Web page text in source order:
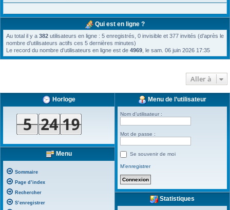
Qui est en ligne ?
Au total il y a 382 utilisateurs en ligne : 5 enregistrés, 0 invisible et 377 invités (d’après le
nombre d’utilisateurs actifs ces 5 dernières minutes)
Le record du nombre d’utilisateurs en ligne est de 4969 , le sam. 06 juin 2026 17:35
Aller à
Horloge
Menu
Sommaire
Page d’index
Rechercher
S’enregistrer
Menu de l’utilisateur
Nom d’utilisateur :
Mot de passe :
Se souvenir de moi
M’enregistrer
Statistiques